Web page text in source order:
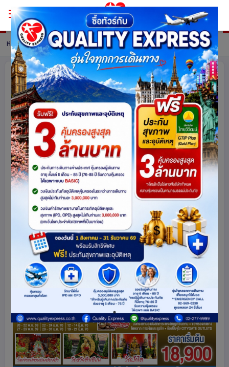
หน้าหลัก ทัวร์ Hong Kong รายละเอียดทัวร์
HONGKONG เจ้าแม่กวนอิมซีซ้าน นั่ง
กระเช้านองปิง 3 วัน 2 คืน โดยสายการ
บิน Cathay Pacific (CX)
เข้าร้านช็อปปิ้ง
ฮ่องกง 2026 share
ดูโปรแกรมทัวร์ รหัสโปรแกรม :16104